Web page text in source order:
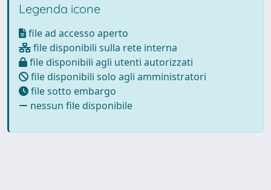
Legenda icone
file ad accesso aperto
file disponibili sulla rete interna
file disponibili agli utenti autorizzati
file disponibili solo agli amministratori
file sotto embargo
nessun file disponibile